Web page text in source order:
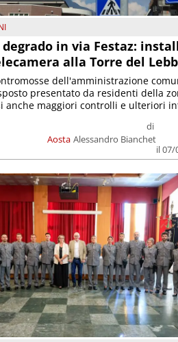
degrado in via Festaz:
alla Torre del
Aosta
di
Alessandro Bianchet
il 07/
dell'amministrazione
presentato da residenti della
anche maggiori controlli e ulteriori